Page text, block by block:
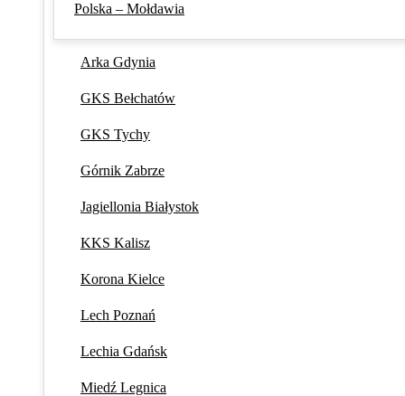
Polska – Mołdawia
Arka Gdynia
GKS Bełchatów
GKS Tychy
Górnik Zabrze
Jagiellonia Białystok
KKS Kalisz
Korona Kielce
Lech Poznań
Lechia Gdańsk
Miedź Legnica